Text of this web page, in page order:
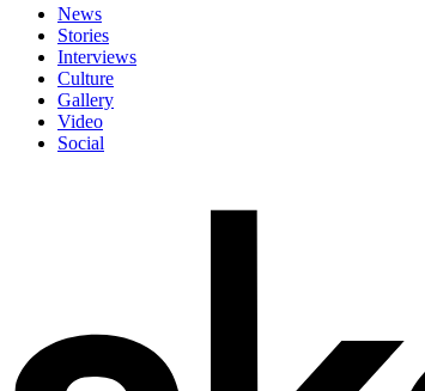
News
Stories
Interviews
Culture
Gallery
Video
Social